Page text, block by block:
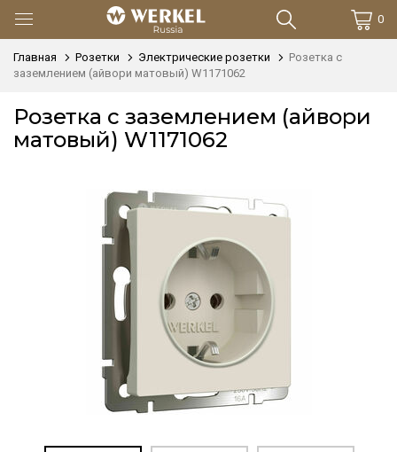
0
Главная Розетки Электрические розетки
Розетка с
заземлением (айвори матовый) W1171062
Розетка с заземлением (айвори
матовый) W1171062